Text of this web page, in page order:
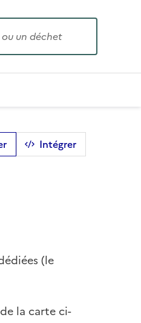
Entrez
Intégrer
(le
la carte ci-